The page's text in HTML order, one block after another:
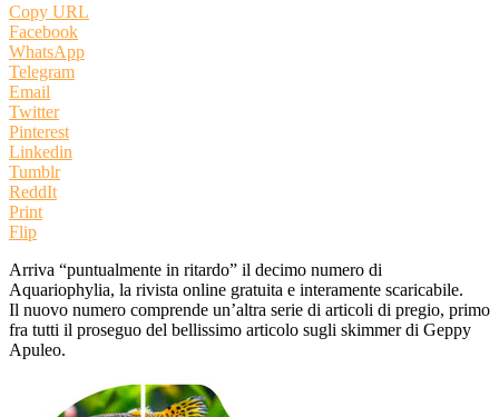
Copy URL
Facebook
WhatsApp
Telegram
Email
Twitter
Pinterest
Linkedin
Tumblr
ReddIt
Print
Flip
Arriva “puntualmente in ritardo” il decimo numero di
Aquariophylia, la rivista online gratuita e interamente scaricabile.
Il nuovo numero comprende un’altra serie di articoli di pregio, primo
fra tutti il proseguo del bellissimo articolo sugli skimmer di Geppy
Apuleo.